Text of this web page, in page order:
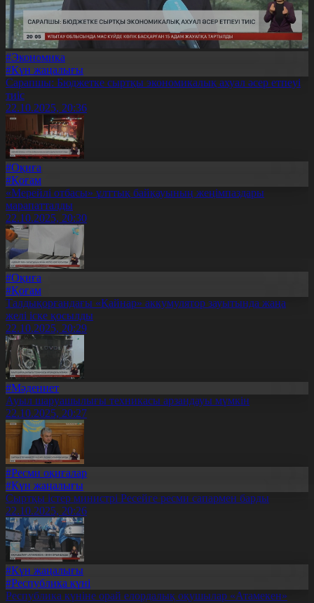
#Экономика
#Күн жаңалығы
Сарапшы: Бюджетке сыртқы экономикалық ахуал әсер етпеуі
тиіс
22.10.2025, 20:36
#Оқиға
#Қоғам
«Мерейлі отбасы» ұлттық байқауының жеңімпаздары
марапатталды
22.10.2025, 20:30
#Оқиға
#Қоғам
Талдықорғандағы «Қайнар» аккумулятор зауытында жаңа
желі іске қосылды
22.10.2025, 20:29
#Мәдениет
Ауыл шаруашылығы техникасы арзандауы мүмкін
22.10.2025, 20:27
#Ресми оқиғалар
#Күн жаңалығы
Сыртқы істер министрі Ресейге ресми сапармен барды
22.10.2025, 20:26
#Күн жаңалығы
#Республика күні
Республика күніне орай елордалық оқушылар «Атамекен»